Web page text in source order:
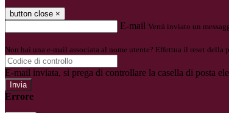
button close ×
E-mail Verrà inviato un
Non hai una e-mail associata al nome utente? Effettua il reset della
E-mail inviata, si prega di controllare la casella di posta
Errore